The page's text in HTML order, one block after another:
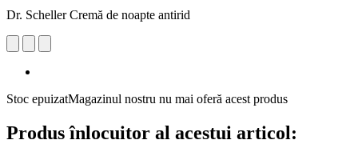
Dr. Scheller Cremă de noapte antirid
Stoc epuizatMagazinul nostru nu mai oferă acest produs
Produs înlocuitor al acestui articol: